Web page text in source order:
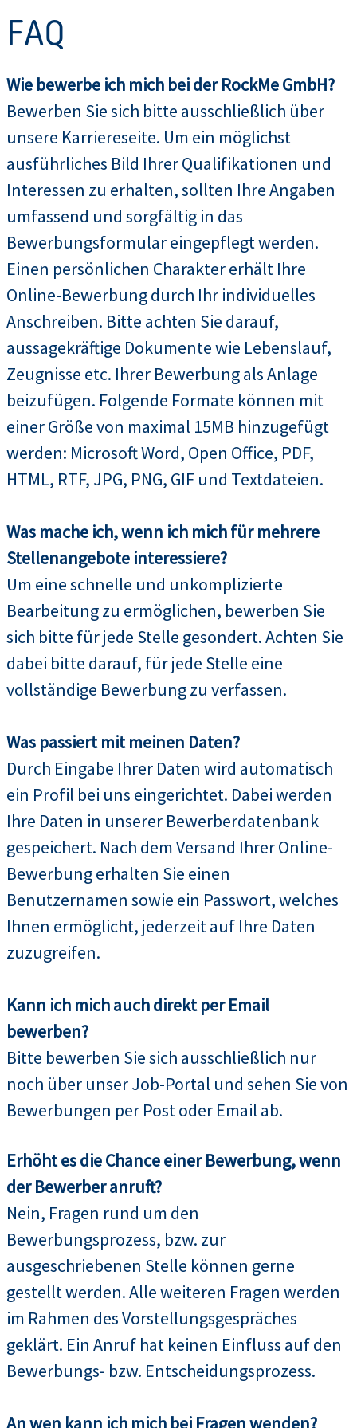
FAQ
Wie bewerbe ich mich bei der RockMe GmbH?
Bewerben Sie sich bitte ausschließlich über
unsere Karriereseite. Um ein möglichst
ausführliches Bild Ihrer Qualifikationen und
Interessen zu erhalten, sollten Ihre Angaben
umfassend und sorgfältig in das
Bewerbungsformular eingepflegt werden.
Einen persönlichen Charakter erhält Ihre
Online-Bewerbung durch Ihr individuelles
Anschreiben. Bitte achten Sie darauf,
aussagekräftige Dokumente wie Lebenslauf,
Zeugnisse etc. Ihrer Bewerbung als Anlage
beizufügen. Folgende Formate können mit
einer Größe von maximal 15MB hinzugefügt
werden: Microsoft Word, Open Office, PDF,
HTML, RTF, JPG, PNG, GIF und Textdateien.
Was mache ich, wenn ich mich für mehrere
Stellenangebote interessiere?
Um eine schnelle und unkomplizierte
Bearbeitung zu ermöglichen, bewerben Sie
sich bitte für jede Stelle gesondert. Achten Sie
dabei bitte darauf, für jede Stelle eine
vollständige Bewerbung zu verfassen.
Was passiert mit meinen Daten?
Durch Eingabe Ihrer Daten wird automatisch
ein Profil bei uns eingerichtet. Dabei werden
Ihre Daten in unserer Bewerberdatenbank
gespeichert. Nach dem Versand Ihrer Online-
Bewerbung erhalten Sie einen
Benutzernamen sowie ein Passwort, welches
Ihnen ermöglicht, jederzeit auf Ihre Daten
zuzugreifen.
Kann ich mich auch direkt per Email
bewerben?
Bitte bewerben Sie sich ausschließlich nur
noch über unser Job-Portal und sehen Sie von
Bewerbungen per Post oder Email ab.
Erhöht es die Chance einer Bewerbung, wenn
der Bewerber anruft?
Nein, Fragen rund um den
Bewerbungsprozess, bzw. zur
ausgeschriebenen Stelle können gerne
gestellt werden. Alle weiteren Fragen werden
im Rahmen des Vorstellungsgespräches
geklärt. Ein Anruf hat keinen Einfluss auf den
Bewerbungs- bzw. Entscheidungsprozess.
An wen kann ich mich bei Fragen wenden?